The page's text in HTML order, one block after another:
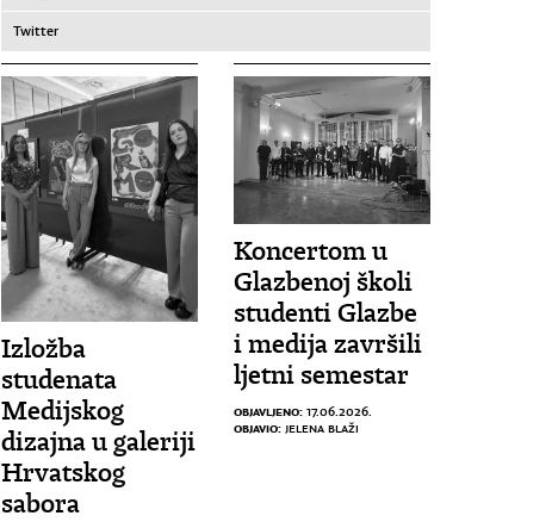
Twitter
Izložba
studenata
Medijskog
dizajna u galeriji
Hrvatskog
sabora
Koncertom u
Glazbenoj školi
studenti Glazbe
i medija završili
ljetni semestar
OBJAVLJENO: 17.06.2026.
OBJAVIO: JELENA BLAŽI